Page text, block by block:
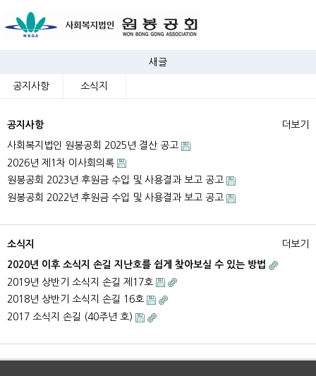
새글
공지사항 소식지
공지사항
사회복지법인 원봉공회 2025년 결산 공고
2026년 제1차 이사회의록
원봉공회 2023년 후원금 수입 및 사용결과 보고 공고
원봉공회 2022년 후원금 수입 및 사용결과 보고 공고
더보기
소식지
2020년 이후 소식지 손길 지난호를 쉽게 찾아보실 수 있는 방법
2019년 상반기 소식지 손길 제17호
2018년 상반기 소식지 손길 16호
2017 소식지 손길 (40주년 호)
더보기